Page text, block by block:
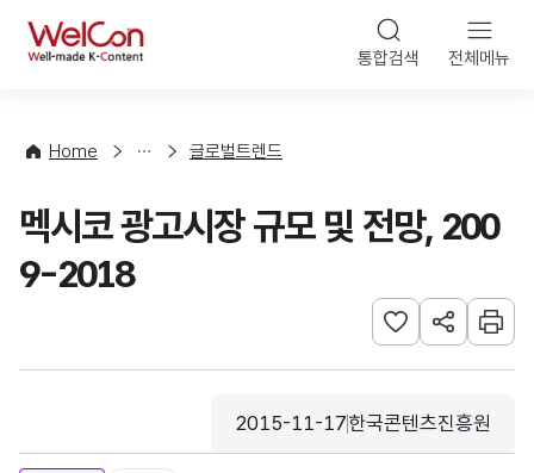
WelCon 통합검색 전체메뉴
Home
향
계
글로벌트렌드
멕시코 광고시장 규모 및 전망, 200
9-2018
관심사 등록하기
URL 공유하
인쇄
등록일
2015-11-17
수집기관
한국콘텐츠진흥원